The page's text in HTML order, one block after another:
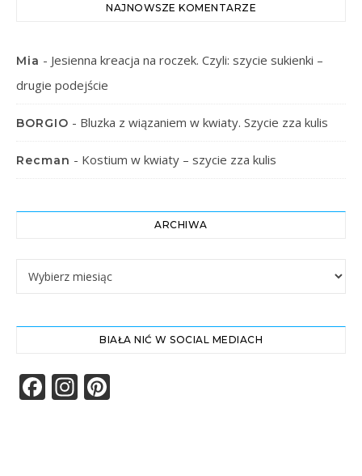
NAJNOWSZE KOMENTARZE
Mia - Jesienna kreacja na roczek. Czyli: szycie sukienki –
drugie podejście
BORGIO - Bluzka z wiązaniem w kwiaty. Szycie zza kulis
Recman - Kostium w kwiaty – szycie zza kulis
ARCHIWA
BIAŁA NIĆ W SOCIAL MEDIACH
Facebook
Instagram